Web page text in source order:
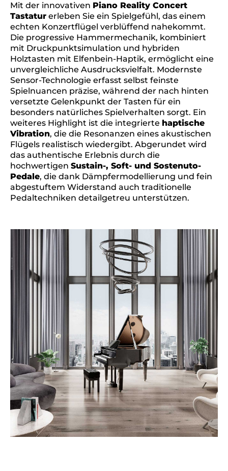
Mit der innovativen Piano Reality Concert
Tastatur erleben Sie ein Spielgefühl, das einem
echten Konzertflügel verblüffend nahekommt.
Die progressive Hammermechanik, kombiniert
mit Druckpunktsimulation und hybriden
Holztasten mit Elfenbein-Haptik, ermöglicht eine
unvergleichliche Ausdrucksvielfalt. Modernste
Sensor-Technologie erfasst selbst feinste
Spielnuancen präzise, während der nach hinten
versetzte Gelenkpunkt der Tasten für ein
besonders natürliches Spielverhalten sorgt. Ein
weiteres Highlight ist die integrierte haptische
Vibration, die die Resonanzen eines akustischen
Flügels realistisch wiedergibt. Abgerundet wird
das authentische Erlebnis durch die
hochwertigen Sustain-, Soft- und Sostenuto-
Pedale, die dank Dämpfermodellierung und fein
abgestuftem Widerstand auch traditionelle
Pedaltechniken detailgetreu unterstützen.